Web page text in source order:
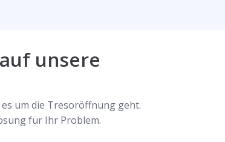
unsere
um die Tresoröffnung geht.
für Ihr Problem.